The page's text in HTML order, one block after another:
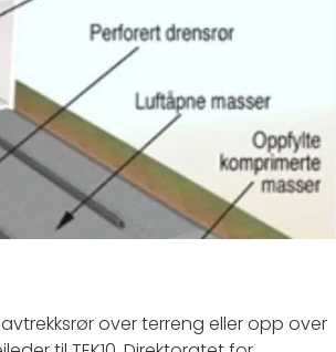
over terreng eller opp over